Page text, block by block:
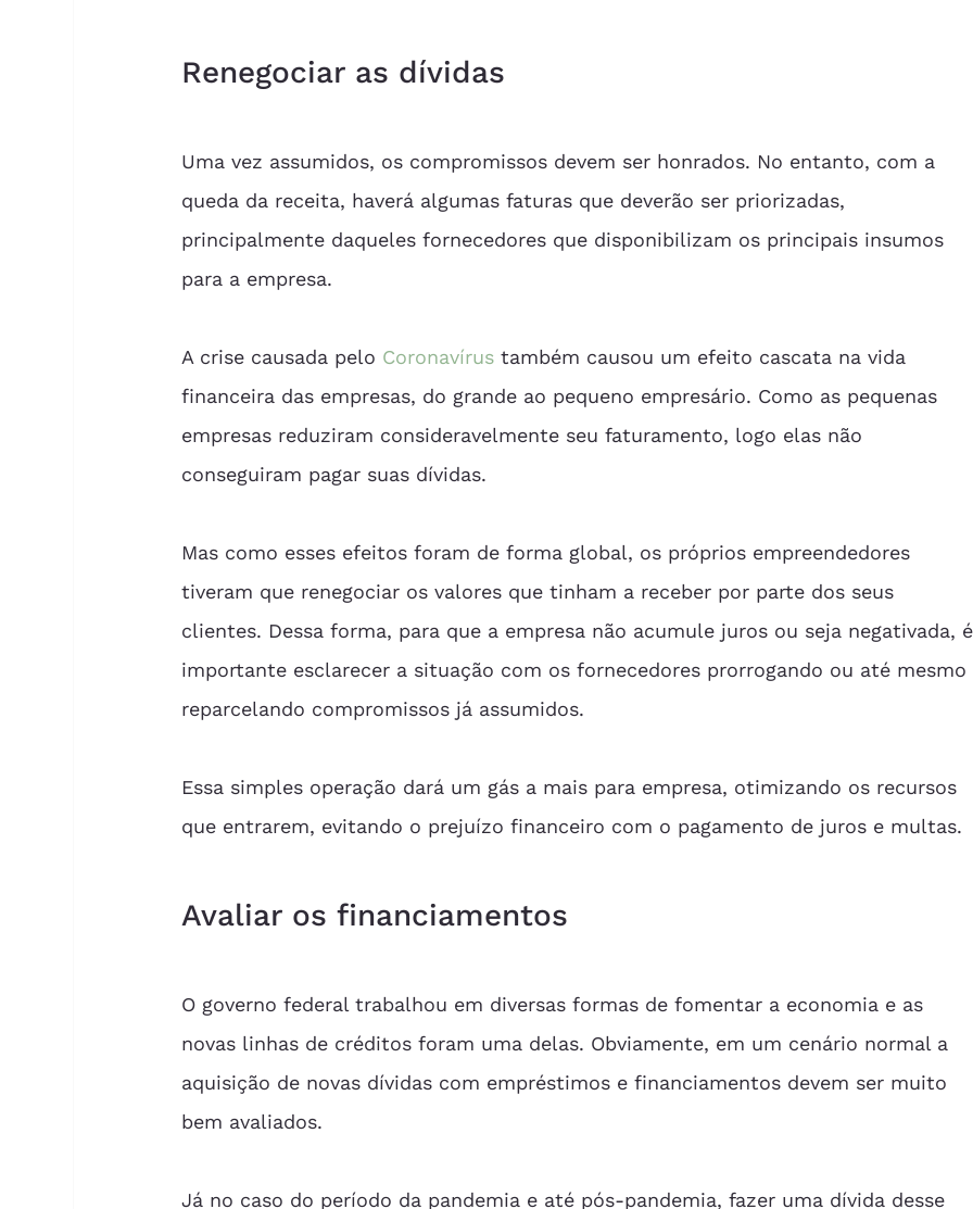
Renegociar as dívidas
Uma vez assumidos, os compromissos devem ser honrados. No entanto, com a
queda da receita, haverá algumas faturas que deverão ser priorizadas,
principalmente daqueles fornecedores que disponibilizam os principais insumos
para a empresa.
A crise causada pelo Coronavírus também causou um efeito cascata na vida
financeira das empresas, do grande ao pequeno empresário. Como as pequenas
empresas reduziram consideravelmente seu faturamento, logo elas não
conseguiram pagar suas dívidas.
Mas como esses efeitos foram de forma global, os próprios empreendedores
tiveram que renegociar os valores que tinham a receber por parte dos seus
clientes. Dessa forma, para que a empresa não acumule juros ou seja negativada, é
importante esclarecer a situação com os fornecedores prorrogando ou até mesmo
reparcelando compromissos já assumidos.
Essa simples operação dará um gás a mais para empresa, otimizando os recursos
que entrarem, evitando o prejuízo financeiro com o pagamento de juros e multas.
Avaliar os financiamentos
O governo federal trabalhou em diversas formas de fomentar a economia e as
novas linhas de créditos foram uma delas. Obviamente, em um cenário normal a
aquisição de novas dívidas com empréstimos e financiamentos devem ser muito
bem avaliados.
Já no caso do período da pandemia e até pós-pandemia, fazer uma dívida desse